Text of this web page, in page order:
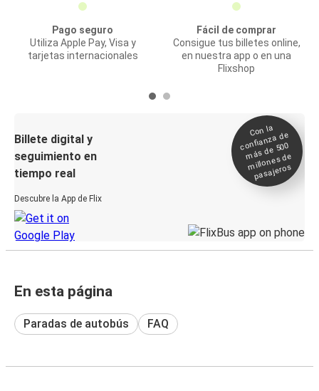
Pago seguro
Utiliza Apple Pay, Visa y
tarjetas internacionales
Fácil de comprar
Consigue tus billetes online,
en nuestra app o en una
Flixshop
Billete digital y
seguimiento en
tiempo real
Descubre la App de Flix
Con la
confianza de
más de 500
millones de
pasajeros
En esta página
Paradas de autobús FAQ